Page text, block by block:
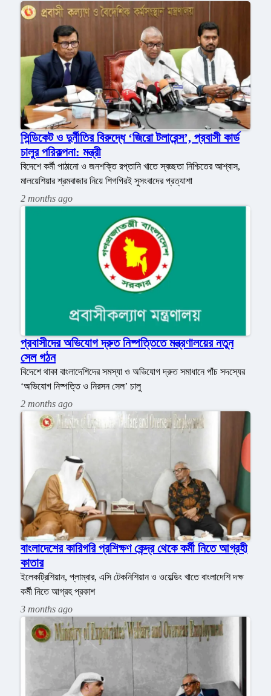
সিন্ডিকেট ও দুর্নীতির বিরুদ্ধে ‘জিরো টলারেন্স’, প্রবাসী কার্ড
চালুর পরিকল্পনা: মন্ত্রী
বিদেশে কর্মী পাঠানো ও জনশক্তি রপ্তানি খাতে স্বচ্ছতা নিশ্চিতের আশ্বাস,
মালয়েশিয়ার শ্রমবাজার নিয়ে শিগগিরই সুসংবাদের প্রত্যাশা
2 months ago
প্রবাসীদের অভিযোগ দ্রুত নিষ্পত্তিতে মন্ত্রণালয়ের নতুন
সেল গঠন
বিদেশে থাকা বাংলাদেশিদের সমস্যা ও অভিযোগ দ্রুত সমাধানে পাঁচ সদস্যের
‘অভিযোগ নিষ্পত্তি ও নিরসন সেল’ চালু
2 months ago
বাংলাদেশের কারিগরি প্রশিক্ষণ কেন্দ্র থেকে কর্মী নিতে আগ্রহী
কাতার
ইলেকট্রিশিয়ান, প্লাম্বার, এসি টেকনিশিয়ান ও ওয়েল্ডিং খাতে বাংলাদেশি দক্ষ
কর্মী নিতে আগ্রহ প্রকাশ
3 months ago